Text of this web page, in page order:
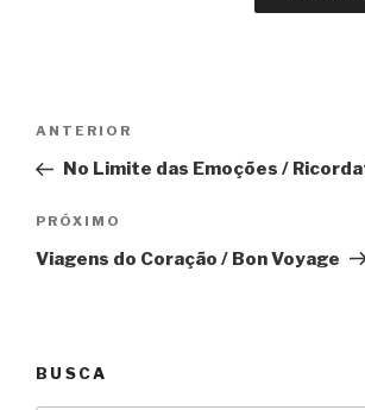
Post
Anterior
ANTERIOR
No Limite das Emoções /
Próximo
PRÓXIMO
Viagens do Coração / Bon Voyage
BUSCA